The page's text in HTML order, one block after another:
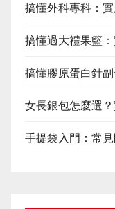
搞懂外科專科：
搞懂過大禮果籃
搞懂膠原蛋白針
女長銀包怎麼選
手提袋入門：常